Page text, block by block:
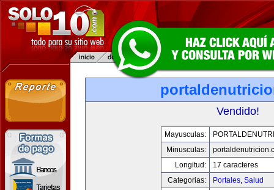
Vendido!
Mayusculas:
Minusculas:
Longitud:
17 caracteres
Categorias:
Portales, Salud